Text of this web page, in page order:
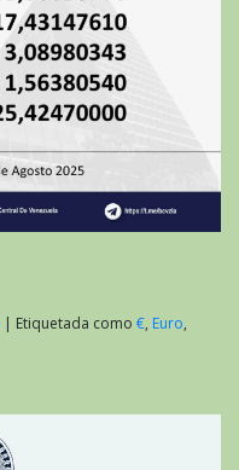
| Etiquetada como €, Euro,